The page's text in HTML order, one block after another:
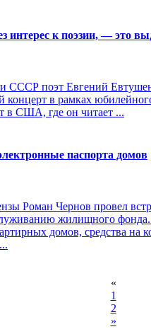
интерес к поэзии, — это
СССР поэт Евгений
концерт в рамках
в США, где он читает ...
паспорта домов
Роман Чернов провел
жилищного
домов, средства на
«
1
2
»